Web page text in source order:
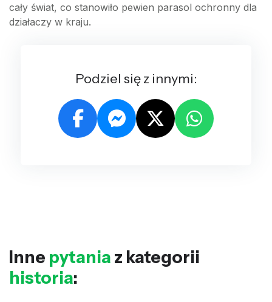
cały świat, co stanowiło pewien parasol ochronny dla
działaczy w kraju.
Podziel się z innymi:
Inne pytania z kategorii
historia: